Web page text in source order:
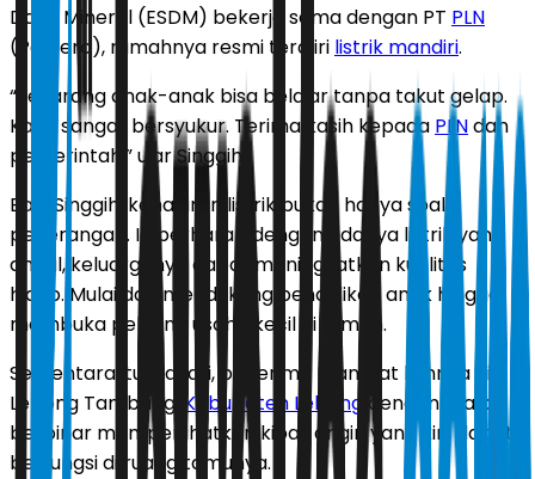
Daya Mineral (ESDM) bekerja sama dengan PT PLN
(Persero), rumahnya resmi teraliri listrik mandiri.
“Sekarang anak-anak bisa belajar tanpa takut gelap.
Kami sangat bersyukur. Terima kasih kepada PLNdan
pemerintah,” ujar Singgih.
Bagi Singgih, kehadiran listrik bukan hanya soal
penerangan. Ia berharap dengan adanya listrik yang
andal, keluarganya dapat meningkatkan kualitas
hidup. Mulai dari mendukung pendidikan anak hingga
membuka peluang usaha kecil di rumah.
Sementara itu, Hayati, penerima manfaat lainnya di
Lebong Tambang, Kabupaten Lebong dengan mata
berbinar memperlihatkan kipas angin yang kini dapat
berfungsi di ruang tamunya.